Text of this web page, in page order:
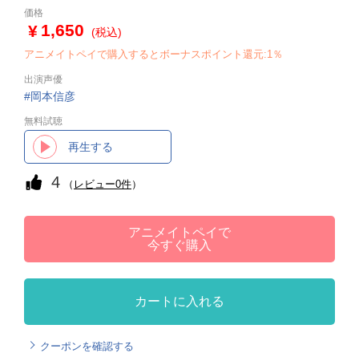
価格
1,650 (税込)
アニメイトペイで購入するとボーナスポイント還元:1％
出演声優
岡本信彦
無料試聴
再生する
4 （ レビュー0件）
アニメイトペイで
今すぐ購入
カートに入れる
クーポンを確認する